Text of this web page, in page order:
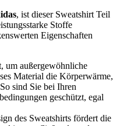
, ist dieser Sweatshirt Teil
Stoffe
Eigenschaften
um außergewöhnliche
Material die Körperwärme,
sind Sie bei Ihren
geschützt, egal
des Sweatshirts fördert die